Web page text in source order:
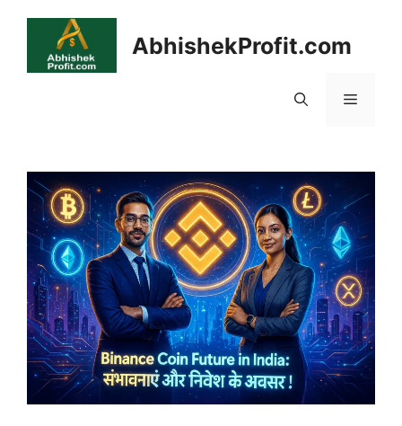
content
AbhishekProfit.com
Menu